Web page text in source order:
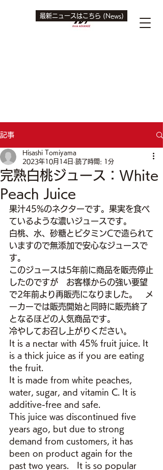
最新ニュースはこちら (News)
記事
完熟白桃ジュース：White
Peach Juice
Hisashi Tomiyama
2023年10月14日 読了時間: 1分
果汁45%のネクターです。果実を食べ
ているような濃いジュースです。
白桃、水、砂糖とビタミンCで造られて
いますので無添加で安心なジュースで
す。
このジュースは5年前に商品を販売停止
したのですが　お客様からの強い要望
で2年前より再販売になりました。　メ
ーカーでは販売開始と同時に販売終了
となるほどの人気商品です。
冷やしてお召し上がりください。
It is a nectar with 45% fruit juice. It
is a thick juice as if you are eating
the fruit.
It is made from white peaches,
water, sugar, and vitamin C. It is
additive-free and safe.
This juice was discontinued five
years ago, but due to strong
demand from customers, it has
been on product again for the
past two years.　It is so popular